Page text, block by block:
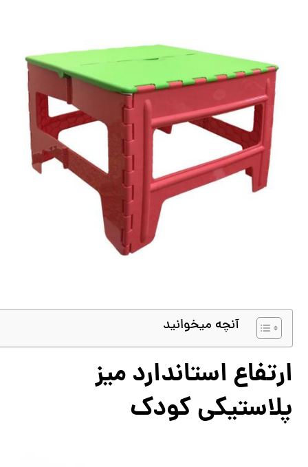
آنچه میخوانید
ارتفاع استاندارد میز
پلاستیکی کودک